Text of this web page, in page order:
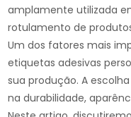
amplamente utilizada
rotulamento de
Um dos fatores mais
etiquetas adesivas
sua produção. A
na durabilidade,